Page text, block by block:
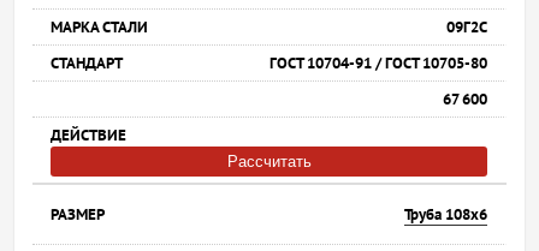
09Г2С
ГОСТ 10704-91 / ГОСТ 10705-80
67 600
Рассчитать
Труба 108х6